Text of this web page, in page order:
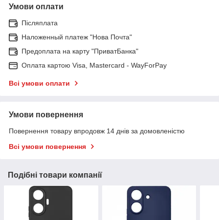
Умови оплати
Післяплата
Наложенный платеж "Нова Почта"
Предоплата на карту "ПриватБанка"
Оплата картою Visa, Mastercard - WayForPay
Всі умови оплати
Умови повернення
Повернення товару впродовж 14 днів за домовленістю
Всі умови повернення
Подібні товари компанії